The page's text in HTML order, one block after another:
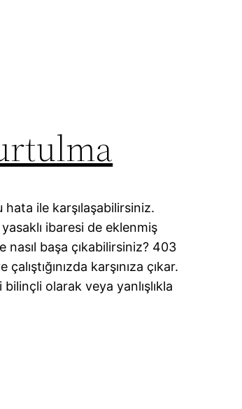
ile karşılaşabilirsiniz.
ibaresi de eklenmiş
başa çıkabilirsiniz? 403
karşınıza çıkar.
olarak veya yanlışlıkla